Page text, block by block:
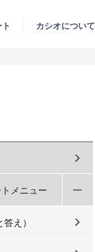
カシオについて
メニュー
え）